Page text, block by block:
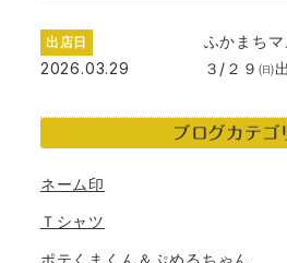
出店日
2026.03.29
ふかまちマ
３/２９㈰出
ブログカテゴ
ネーム印
Ｔシャツ
ポテくまくん＆ぷめるちゃん